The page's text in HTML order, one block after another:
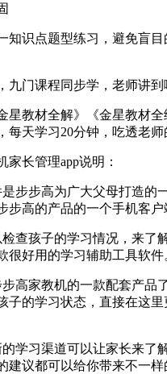
知识点题型练习，避免盲
九门课程同步学，老师讲
星教材全解》《金星教材
每天学习20分钟，吃透老师
家长管理app说明：
步步高为广大父母打造的
步高的产品的一个手机客户
查孩子的学习情况，来了
很好用的学习辅助工具软件
高家教机的一款配套产品
子的学习状态，直接在这
学习渠道可以让家长来了
建议都可以给你带来不一样